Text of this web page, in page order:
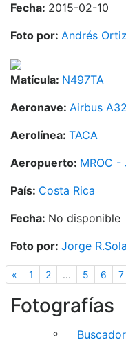
Fecha: 2015-02-10
Foto por: Andrés
Matícula: N497TA
Aeronave: Airbus
Aerolínea: TACA
Aeropuerto: MROC -
País: Costa Rica
Fecha: No disponible
Foto por: Jorge
« Anterior
1 2 ... 5 6 7
Fotografías
Buscador